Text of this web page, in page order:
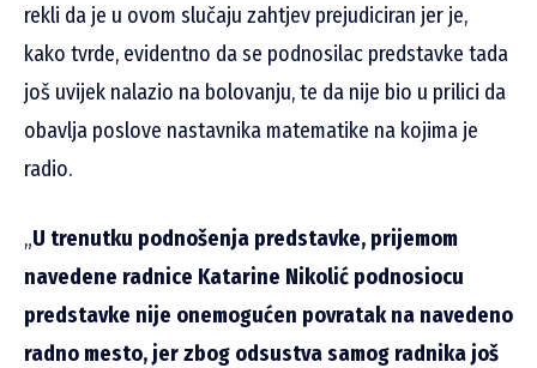
rekli da je u ovom slučaju zahtjev prejudiciran jer je,
kako tvrde, evidentno da se podnosilac predstavke tada
još uvijek nalazio na bolovanju, te da nije bio u prilici da
obavlja poslove nastavnika matematike na kojima je
radio.
„U trenutku podnošenja predstavke, prijemom
navedene radnice Katarine Nikolić podnosiocu
predstavke nije onemogućen povratak na navedeno
radno mesto, jer zbog odsustva samog radnika još